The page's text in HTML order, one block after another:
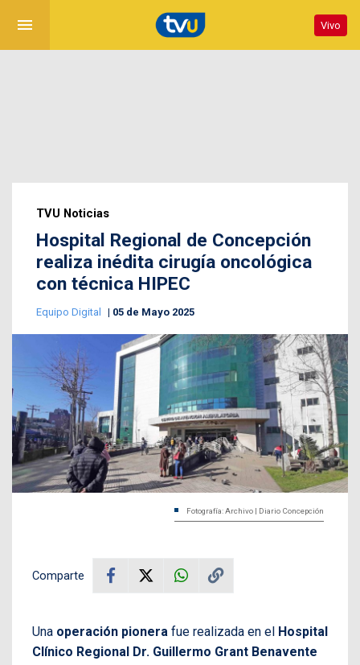
menu Vivo
TVU Noticias
Hospital Regional de Concepción
realiza inédita cirugía oncológica
con técnica HIPEC
Equipo Digital 05 de Mayo 2025
Fotografía: Archivo | Diario Concepción
Comparte
Una operación pionera fue realizada en el Hospital
Clínico Regional Dr. Guillermo Grant Benavente